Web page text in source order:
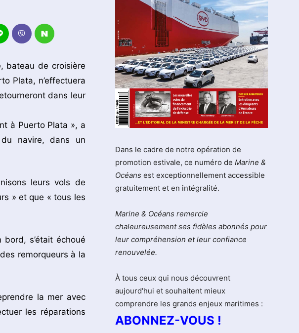
bateau de croisière
Plata, n’effectuera
dans leur
à Puerto Plata », a
du navire, dans un
leurs vols de
» et que « tous les
s’était échoué
remorqueurs à la
la mer avec
les réparations
Dans le cadre de notre opération de
promotion estivale, ce numéro de Marine &
Océans est exceptionnellement accessible
gratuitement et en intégralité.
Marine & Océans remercie
chaleureusement ses fidèles abonnés pour
leur compréhension et leur confiance
renouvelée.
À tous ceux qui nous découvrent
aujourd'hui et souhaitent mieux
comprendre les grands enjeux maritimes :
ABONNEZ-VOUS !